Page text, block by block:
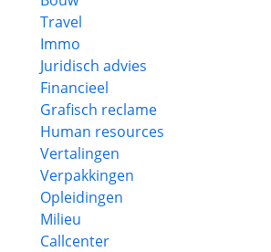
Travel
Immo
Juridisch advies
Financieel
Grafisch reclame
Human resources
Vertalingen
Verpakkingen
Opleidingen
Milieu
Callcenter